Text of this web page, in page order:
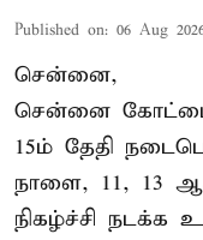
Published on: 06 Aug
சென்னை,
சென்னை
15ம் தேதி
நாளை, 11, 13
நிகழ்ச்சி நடக்க